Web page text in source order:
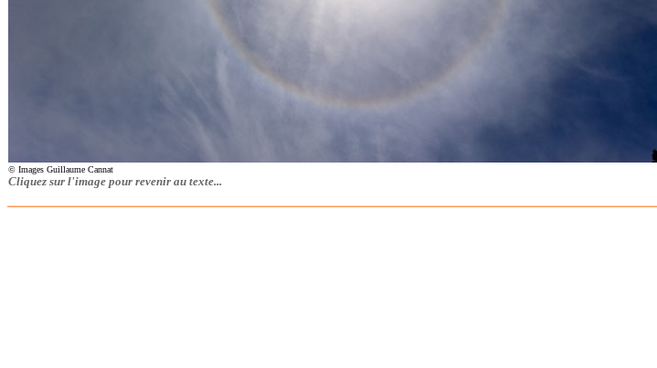
© Images Guillaume Cannat
Cliquez sur l'image pour revenir au texte...